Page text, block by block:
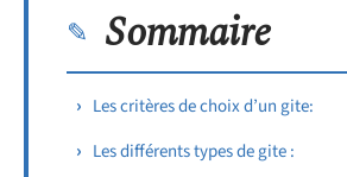
Sommaire
Les critères de choix d’un gite:
Les différents types de gite :